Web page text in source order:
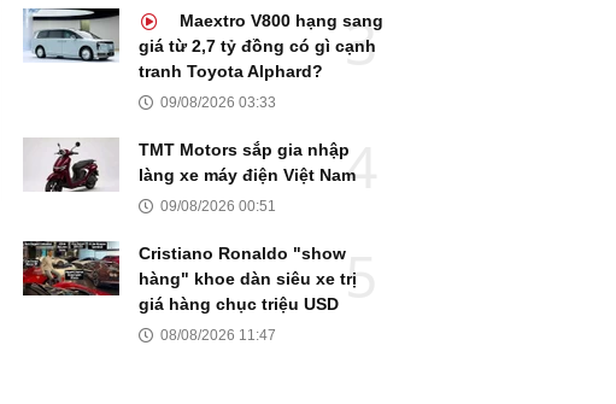
Maextro V800 hạng sang
giá từ 2,7 tỷ đồng có gì cạnh
tranh Toyota Alphard?
09/08/2026 03:33
TMT Motors sắp gia nhập
làng xe máy điện Việt Nam
09/08/2026 00:51
Cristiano Ronaldo "show
hàng" khoe dàn siêu xe trị
giá hàng chục triệu USD
08/08/2026 11:47